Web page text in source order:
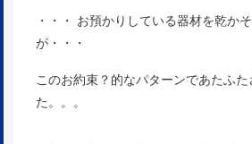
・・・ お預かりしている器材を乾か
が・・・
このお約束？的なパターンであたふ
た。。。